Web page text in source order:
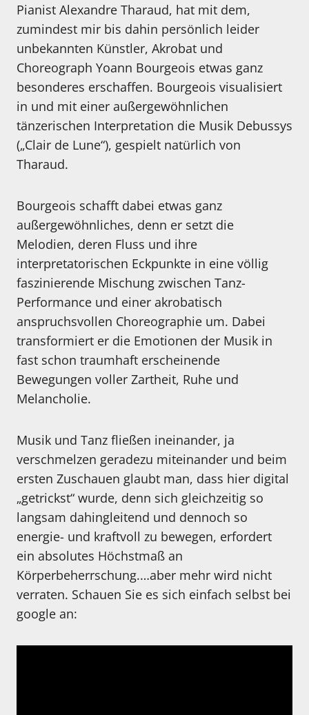
Pianist Alexandre Tharaud, hat mit dem,
zumindest mir bis dahin persönlich leider
unbekannten Künstler, Akrobat und
Choreograph Yoann Bourgeois etwas ganz
besonderes erschaffen. Bourgeois visualisiert
in und mit einer außergewöhnlichen
tänzerischen Interpretation die Musik Debussys
(„Clair de Lune“), gespielt natürlich von
Tharaud.
Bourgeois schafft dabei etwas ganz
außergewöhnliches, denn er setzt die
Melodien, deren Fluss und ihre
interpretatorischen Eckpunkte in eine völlig
faszinierende Mischung zwischen Tanz-
Performance und einer akrobatisch
anspruchsvollen Choreographie um. Dabei
transformiert er die Emotionen der Musik in
fast schon traumhaft erscheinende
Bewegungen voller Zartheit, Ruhe und
Melancholie.
Musik und Tanz fließen ineinander, ja
verschmelzen geradezu miteinander und beim
ersten Zuschauen glaubt man, dass hier digital
„getrickst“ wurde, denn sich gleichzeitig so
langsam dahingleitend und dennoch so
energie- und kraftvoll zu bewegen, erfordert
ein absolutes Höchstmaß an
Körperbeherrschung.…aber mehr wird nicht
verraten. Schauen Sie es sich einfach selbst bei
google an: